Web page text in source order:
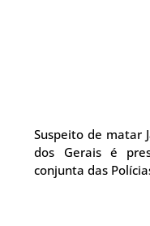
Suspeito de matar
dos Gerais é
conjunta das